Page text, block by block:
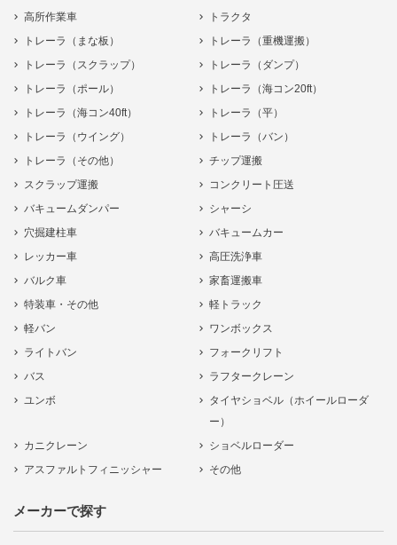
高所作業車
トラクタ
トレーラ（まな板）
トレーラ（重機運搬）
トレーラ（スクラップ）
トレーラ（ダンプ）
トレーラ（ポール）
トレーラ（海コン20ft）
トレーラ（海コン40ft）
トレーラ（平）
トレーラ（ウイング）
トレーラ（バン）
トレーラ（その他）
チップ運搬
スクラップ運搬
コンクリート圧送
バキュームダンパー
シャーシ
穴掘建柱車
バキュームカー
レッカー車
高圧洗浄車
バルク車
家畜運搬車
特装車・その他
軽トラック
軽バン
ワンボックス
ライトバン
フォークリフト
バス
ラフタークレーン
ユンボ
タイヤショベル（ホイールローダ
ー）
カニクレーン
ショベルローダー
アスファルトフィニッシャー
その他
メーカーで探す